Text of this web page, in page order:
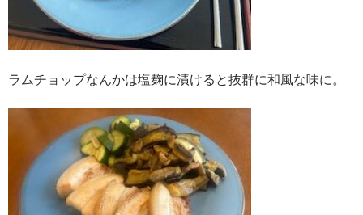
ラムチョップなんかは塩麹に漬けると抜群に和風な味に。